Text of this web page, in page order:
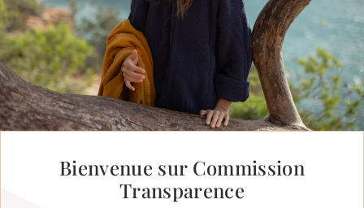
Bienvenue sur Commission
Transparence